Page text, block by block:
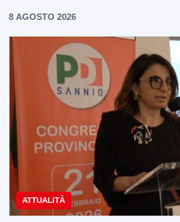
8 AGOSTO 2026
ATTUALITÀ